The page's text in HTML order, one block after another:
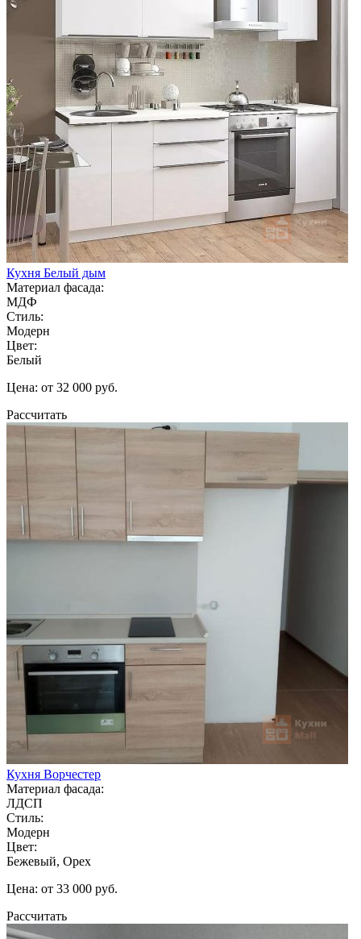
Кухня Белый дым
Материал фасада:
МДФ
Стиль:
Модерн
Цвет:
Белый
Цена: от 32 000 руб.
Рассчитать
Кухня Ворчестер
Материал фасада:
ЛДСП
Стиль:
Модерн
Цвет:
Бежевый, Орех
Цена: от 33 000 руб.
Рассчитать